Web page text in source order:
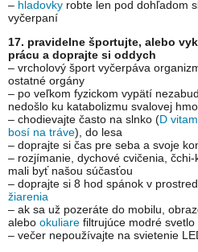
– hladovky robte len pod dohľadom
vyčerpaní
17. pravidelne športujte, alebo
prácu a doprajte si oddych
– vrcholový šport vyčerpáva
ostatné orgány
– po veľkom fyzickom vypätí
nedošlo ku katabolizmu svalovej
– chodievajte často na slnko (D
bosí na tráve), do lesa
– doprajte si čas pre seba a svoje
– rozjímanie, dychové cvičenia,
mali byť našou súčasťou
– doprajte si 8 hod spánok v
žiarenia
– ak sa už pozeráte do mobilu,
alebo okuliare filtrujúce modré svetlo
– večer nepoužívajte na svietenie